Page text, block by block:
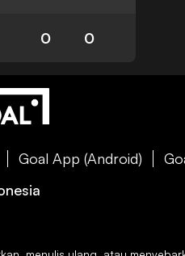
0 0
Goal App (Android)